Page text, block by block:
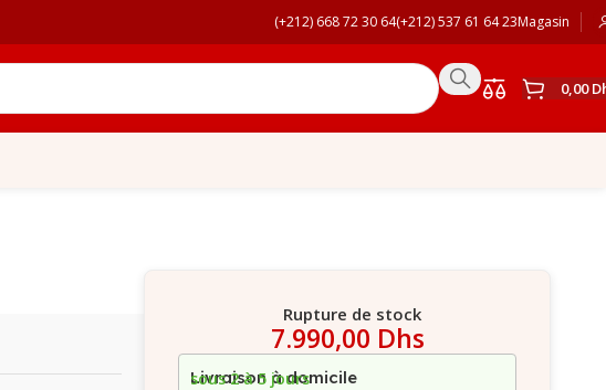
(+212) 668 72 30 64(+212) 537 61 64 23Magasin
0,00
Rupture de stock
7.990,00 Dhs
Livraison à domicile
sous 2 à 5 jours